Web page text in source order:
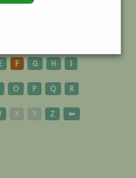
F G H I
O P Q R
X Y Z ⬅